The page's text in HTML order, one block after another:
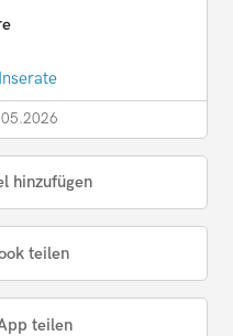
hinzufügen
teilen
teilen